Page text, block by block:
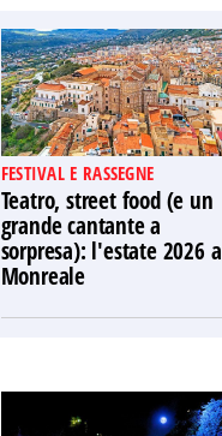
FESTIVAL E RASSEGNE
Teatro, street food (e un
grande cantante a
sorpresa): l'estate 2026 a
Monreale